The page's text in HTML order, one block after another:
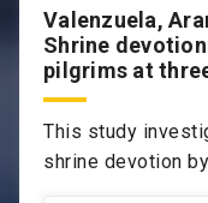
Valenzuela,
Shrine
pilgrims at
This study
shrine devotion